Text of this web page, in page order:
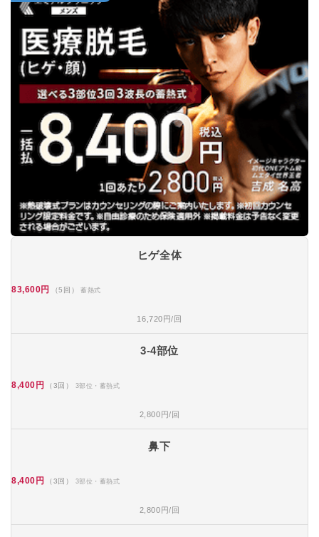
ヒゲ全体
83,600円 （5回） 蓄熱式
16,720円/回
3-4部位
8,400円 （3回） 3部位・蓄熱式
2,800円/回
鼻下
8,400円 （3回） 3部位・蓄熱式
2,800円/回